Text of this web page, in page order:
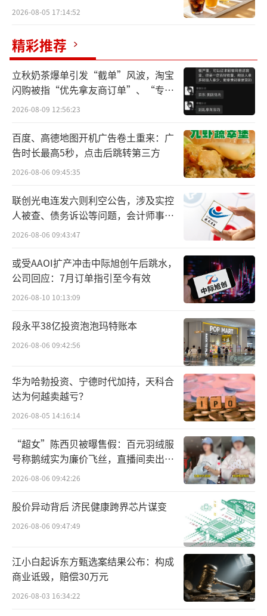
如果说中国新能源汽车产业的发展，前半
场起点是“电动化”，那么后半场发力点的一
定是“智能化”，因为这，才是真正的高段位
关键竞争。
华为正在扩大朋友圈
华为常务董事、智能汽车解决方案BU董事
长余承东在和长安签约时候表示：“我们一直
认为，中国需要打造一个由汽车产业共同参与
的电动化智能化开放平台，一个有‘火车
头’的开放平台。我们与长安深化合作，同时
还会与更多战略伙伴车企一起携手合作，不断
探索开放共赢的新模式，共同抓住汽车行业电
动化智能化转型的机遇，实现我国汽车产业崛
起的梦想。”就目前来看，研发上，华为旗下
的BU与长安共同成立了新公司，提升车型在智
能驾驶方面的产品力，为“卖好车”打下坚实
基础。营销端，华为与“老伙计”长安汽车再
度携手，为“卖更多车”搭建更广阔的渠道。
2026-08-05 17:14:52
精彩推荐
立秋奶茶爆单引发“截单”风波，淘宝
闪购被指“优先拿友商订单”、“专挑
贵的拿”
2026-08-09 12:56:23
百度、高德地图开机广告卷土重来：广
告时长最高5秒，点击后跳转第三方
2026-08-06 09:45:35
联创光电连发六则利空公告，涉及实控
人被查、债务诉讼等问题，会计师事务
所曾出具“保留意见”
2026-08-06 09:43:47
或受AAOI扩产冲击中际旭创午后跳水，
公司回应：7月订单指引至今有效
2026-08-10 10:13:09
段永平38亿投资泡泡玛特账本
2026-08-06 09:42:56
华为哈勃投资、宁德时代加持，天科合
达为何越卖越亏？
2026-08-05 14:16:14
“超女”陈西贝被曝售假：百元羽绒服
号称鹅绒实为廉价飞丝，直播间卖出超
百万元
2026-08-06 09:42:26
股价异动背后 济民健康跨界芯片谋变
2026-08-06 09:47:49
江小白起诉东方甄选案结果公布：构成
商业诋毁，赔偿30万元
2026-08-03 16:34:22